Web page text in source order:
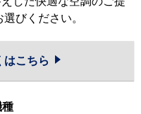
びください。
はこちら